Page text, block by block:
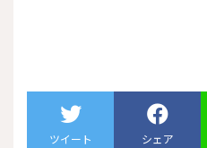
ツイート シェア